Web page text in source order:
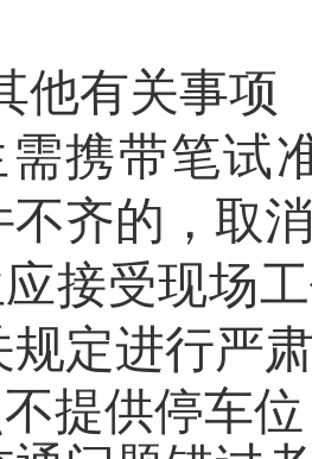
他有关事项
需携带笔试
不齐的，取
接受现场
规定进行严
提供停车